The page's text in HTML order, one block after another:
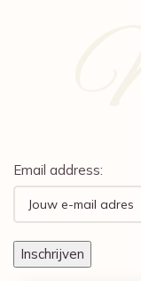
Email address: